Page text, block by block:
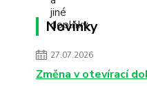
Novinky
27.07.2026
Změna v otevírací